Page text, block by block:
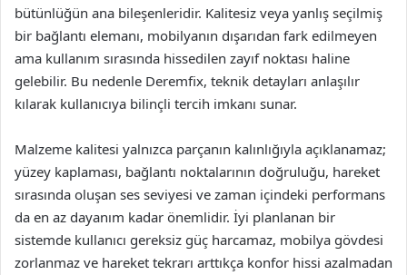
bütünlüğün ana bileşenleridir. Kalitesiz veya yanlış seçilmiş
bir bağlantı elemanı, mobilyanın dışarıdan fark edilmeyen
ama kullanım sırasında hissedilen zayıf noktası haline
gelebilir. Bu nedenle Deremfix, teknik detayları anlaşılır
kılarak kullanıcıya bilinçli tercih imkanı sunar.
Malzeme kalitesi yalnızca parçanın kalınlığıyla açıklanamaz;
yüzey kaplaması, bağlantı noktalarının doğruluğu, hareket
sırasında oluşan ses seviyesi ve zaman içindeki performans
da en az dayanım kadar önemlidir. İyi planlanan bir
sistemde kullanıcı gereksiz güç harcamaz, mobilya gövdesi
zorlanmaz ve hareket tekrarı arttıkça konfor hissi azalmadan